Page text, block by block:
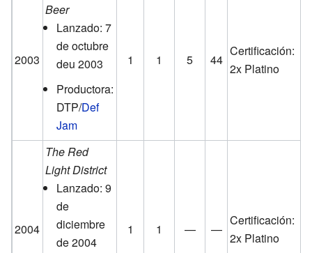
2003
Beer
Lanzado: 7
de octubre
deu 2003
Productora:
DTP/Def
Jam
1 1 5 44
Certificación:
2x Platino
2004
The Red
Light District
Lanzado: 9
de
diciembre
de 2004
1 1 — —
Certificación:
2x Platino